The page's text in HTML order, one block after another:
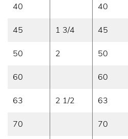
40 40
45 1 3/4 45
50 2 50
60 60
63 2 1/2 63
70 70